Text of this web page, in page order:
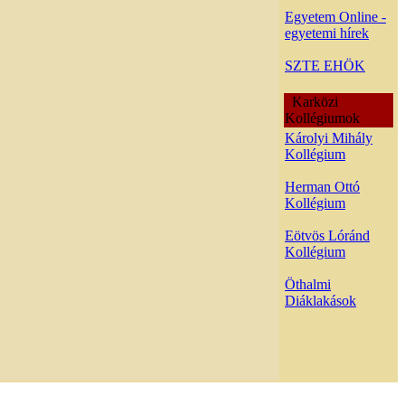
Egyetem Online -
egyetemi hírek
SZTE EHÖK
Karközi
Kollégiumok
Károlyi Mihály
Kollégium
Herman Ottó
Kollégium
Eötvös Lóránd
Kollégium
Öthalmi
Diáklakások